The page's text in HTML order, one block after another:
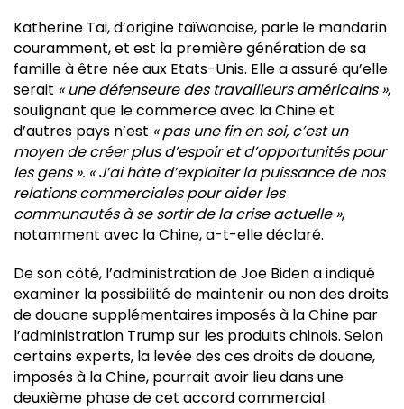
Katherine Tai, d’origine taïwanaise, parle le mandarin
couramment, et est la première génération de sa
famille à être née aux Etats-Unis. Elle a assuré qu’elle
serait « une défenseure des travailleurs américains »,
soulignant que le commerce avec la Chine et
d’autres pays n’est « pas une fin en soi, c’est un
moyen de créer plus d’espoir et d’opportunités pour
les gens ». « J’ai hâte d’exploiter la puissance de nos
relations commerciales pour aider les
communautés à se sortir de la crise actuelle »,
notamment avec la Chine, a-t-elle déclaré.
De son côté, l’administration de Joe Biden a indiqué
examiner la possibilité de maintenir ou non des droits
de douane supplémentaires imposés à la Chine par
l’administration Trump sur les produits chinois. Selon
certains experts, la levée des ces droits de douane,
imposés à la Chine, pourrait avoir lieu dans une
deuxième phase de cet accord commercial.